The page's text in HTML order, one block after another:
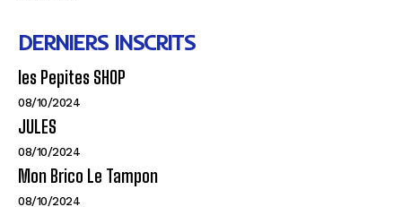
DERNIERS INSCRITS
les Pepites SHOP
08/10/2024
JULES
08/10/2024
Mon Brico Le Tampon
08/10/2024